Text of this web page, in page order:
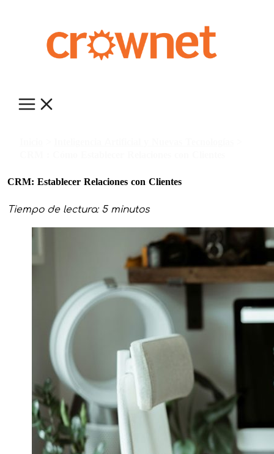
contenido
CRM: Establecer Relaciones con Clientes
Tiempo de lectura: 5 minutos